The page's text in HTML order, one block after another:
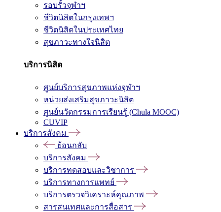
รอบรั้วจุฬาฯ
ชีวิตนิสิตในกรุงเทพฯ
ชีวิตนิสิตในประเทศไทย
สุขภาวะทางใจนิสิต
บริการนิสิต
ศูนย์บริการสุขภาพแห่งจุฬาฯ
หน่วยส่งเสริมสุขภาวะนิสิต
ศูนย์นวัตกรรมการเรียนรู้ (Chula MOOC)
CUVIP
บริการสังคม
ย้อนกลับ
บริการสังคม
บริการทดสอบและวิชาการ
บริการทางการแพทย์
บริการตรวจวิเคราะห์คุณภาพ
สารสนเทศและการสื่อสาร